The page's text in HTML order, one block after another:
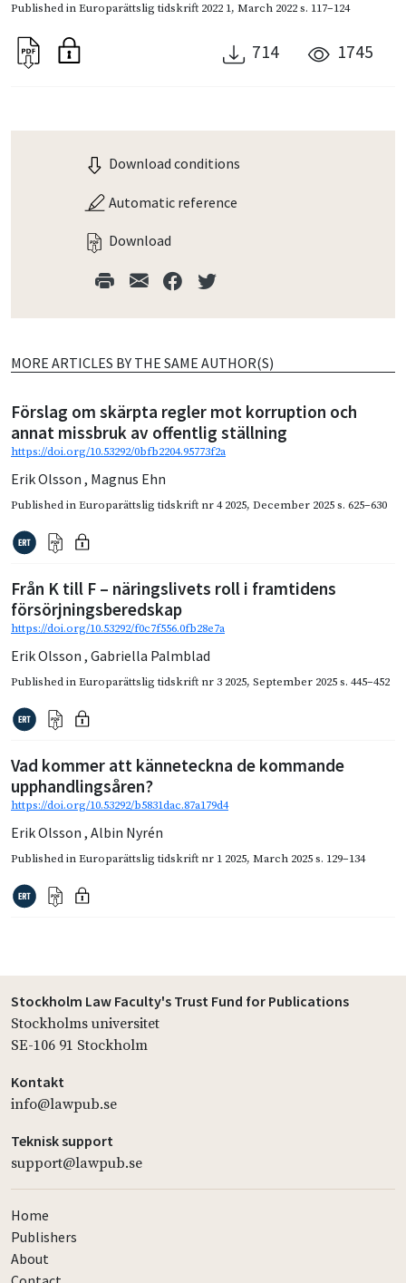
Published inEuroparättslig tidskrift 2022 1, March 2022s. 117–124
714 1745
Download conditions
Automatic reference
Download
MORE ARTICLES BY THE SAME AUTHOR(S)
Förslag om skärpta regler mot korruption och
annat missbruk av offentlig ställning
https://doi.org/10.53292/0bfb2204.95773f2a
Erik Olsson , Magnus Ehn
Published inEuroparättslig tidskrift nr 4 2025, December 2025s. 625–630
Från K till F – näringslivets roll i framtidens
försörjningsberedskap
https://doi.org/10.53292/f0c7f556.0fb28e7a
Erik Olsson , Gabriella Palmblad
Published inEuroparättslig tidskrift nr 3 2025, September 2025s. 445–452
Vad kommer att känneteckna de kommande
upphandlingsåren?
https://doi.org/10.53292/b5831dac.87a179d4
Erik Olsson , Albin Nyrén
Published inEuroparättslig tidskrift nr 1 2025, March 2025s. 129–134
Stockholm Law Faculty's Trust Fund for Publications
Stockholms universitet
SE-106 91 Stockholm
Kontakt
info@lawpub.se
Teknisk support
support@lawpub.se
Home
Publishers
About